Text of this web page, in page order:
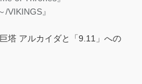
/VIKINGS』
塔 アルカイダと「9.11」への